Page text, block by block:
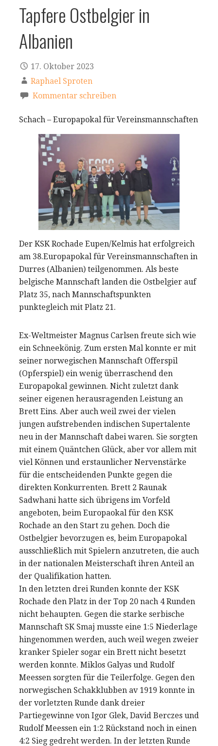
Tapfere Ostbelgier in
Albanien
17. Oktober 2023
Raphael Sproten
Kommentar schreiben
Schach – Europapokal für Vereinsmannschaften
Der KSK Rochade Eupen/Kelmis hat erfolgreich
am 38.Europapokal für Vereinsmannschaften in
Durres (Albanien) teilgenommen. Als beste
belgische Mannschaft landen die Ostbelgier auf
Platz 35, nach Mannschaftspunkten
punktegleich mit Platz 21.
Ex-Weltmeister Magnus Carlsen freute sich wie
ein Schneekönig. Zum ersten Mal konnte er mit
seiner norwegischen Mannschaft Offerspil
(Opferspiel) ein wenig überraschend den
Europapokal gewinnen. Nicht zuletzt dank
seiner eigenen herausragenden Leistung an
Brett Eins. Aber auch weil zwei der vielen
jungen aufstrebenden indischen Supertalente
neu in der Mannschaft dabei waren. Sie sorgten
mit einem Quäntchen Glück, aber vor allem mit
viel Können und erstaunlicher Nervenstärke
für die entscheidenden Punkte gegen die
direkten Konkurrenten. Brett 2 Raunak
Sadwhani hatte sich übrigens im Vorfeld
angeboten, beim Europaokal für den KSK
Rochade an den Start zu gehen. Doch die
Ostbelgier bevorzugen es, beim Europapokal
ausschließlich mit Spielern anzutreten, die auch
in der nationalen Meisterschaft ihren Anteil an
der Qualifikation hatten.
In den letzten drei Runden konnte der KSK
Rochade den Platz in der Top 20 nach 4 Runden
nicht behaupten. Gegen die starke serbische
Mannschaft SK Smaj musste eine 1:5 Niederlage
hingenommen werden, auch weil wegen zweier
kranker Spieler sogar ein Brett nicht besetzt
werden konnte. Miklos Galyas und Rudolf
Meessen sorgten für die Teilerfolge. Gegen den
norwegischen Schakklubben av 1919 konnte in
der vorletzten Runde dank dreier
Partiegewinne von Igor Glek, David Berczes und
Rudolf Meessen ein 1:2 Rückstand noch in einen
4:2 Sieg gedreht werden. In der letzten Runde